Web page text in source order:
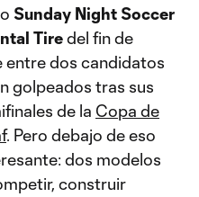
Sunday Night Soccer
Tiredel fin de
entre dos candidatos
golpeados tras sus
de la Copa de
. Pero debajo de eso
dos modelos
construir